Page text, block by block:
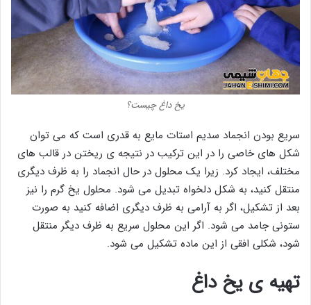
یخ داغ چیست؟
سریع بودن انجماد سدیم استات مایع به قدری است که می توان
شکل های خاصی را در این ترکیب در نتیجه ی ریختن در قالب های
مختلف، ایجاد کرد. زیرا یک محلول در حال انجماد را به ظرف دیگری
منتقل کنید، به شکل دلخواه تبدیل می شود. محلول یخ گرم را نیز
بعد از تشکیل، اگر به آرامی به ظرف دیگری اضافه کنید به صورت
ستونی جامد می شود. اگر این محلول سریع به ظرف دیگر منتقل
شود، شکلی افقی از این ماده تشکیل می شود.
تهیه ی یخ داغ